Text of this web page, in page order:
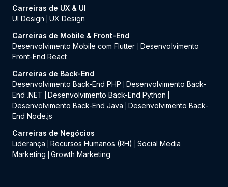
Carreiras de UX & UI
UI Design
UX Design
Carreiras de Mobile & Front-End
Desenvolvimento Mobile com Flutter
Desenvolvimento
Front-End React
Carreiras de Back-End
Desenvolvimento Back-End PHP
Desenvolvimento Back-
End .NET
Desenvolvimento Back-End Python
Desenvolvimento Back-End Java
Desenvolvimento Back-
End Node.js
Carreiras de Negócios
Liderança
Recursos Humanos (RH)
Social Media
Marketing
Growth Marketing